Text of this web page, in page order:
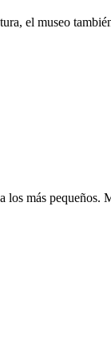
el museo
más pequeños.